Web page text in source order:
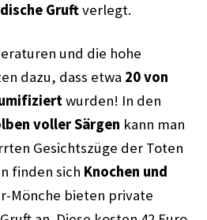
Gruft verlegt.
und die hohe
dazu, dass etwa 20 von
voller Särgen kann man
Gesichtszüge der Toten
finden sich Knochen und
Mönche bieten private